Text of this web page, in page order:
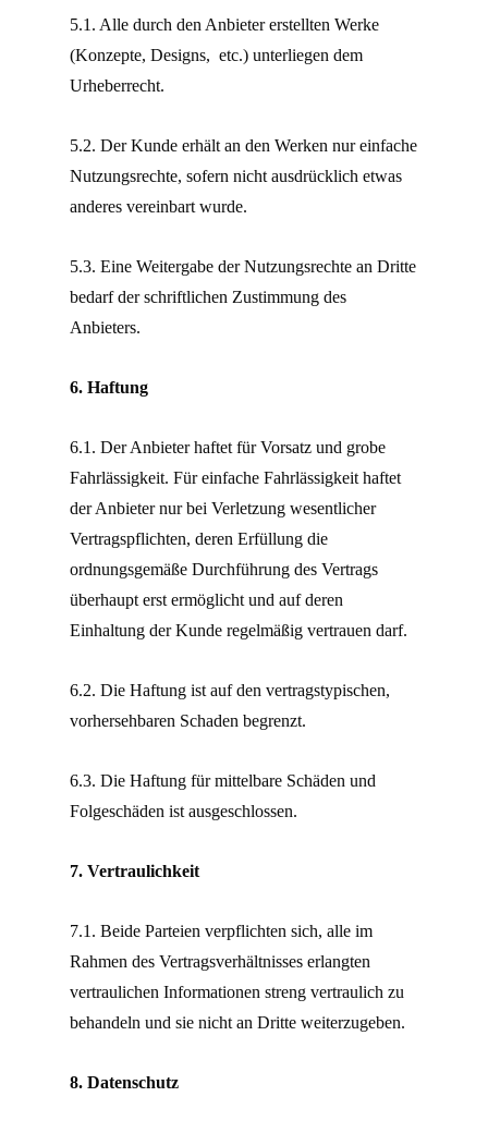
5.1. Alle durch den Anbieter erstellten Werke
(Konzepte, Designs, etc.) unterliegen dem
Urheberrecht.
5.2. Der Kunde erhält an den Werken nur einfache
Nutzungsrechte, sofern nicht ausdrücklich etwas
anderes vereinbart wurde.
5.3. Eine Weitergabe der Nutzungsrechte an Dritte
bedarf der schriftlichen Zustimmung des
Anbieters.
6. Haftung
6.1. Der Anbieter haftet für Vorsatz und grobe
Fahrlässigkeit. Für einfache Fahrlässigkeit haftet
der Anbieter nur bei Verletzung wesentlicher
Vertragspflichten, deren Erfüllung die
ordnungsgemäße Durchführung des Vertrags
überhaupt erst ermöglicht und auf deren
Einhaltung der Kunde regelmäßig vertrauen darf.
6.2. Die Haftung ist auf den vertragstypischen,
vorhersehbaren Schaden begrenzt.
6.3. Die Haftung für mittelbare Schäden und
Folgeschäden ist ausgeschlossen.
7. Vertraulichkeit
7.1. Beide Parteien verpflichten sich, alle im
Rahmen des Vertragsverhältnisses erlangten
vertraulichen Informationen streng vertraulich zu
behandeln und sie nicht an Dritte weiterzugeben.
8. Datenschutz